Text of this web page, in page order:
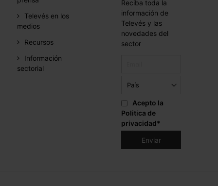
Televés en los
medios
Recursos
Información
sectorial
Reciba toda la
información de
Televés y las
novedades del
sector
Acepto la
Politica de
privacidad*